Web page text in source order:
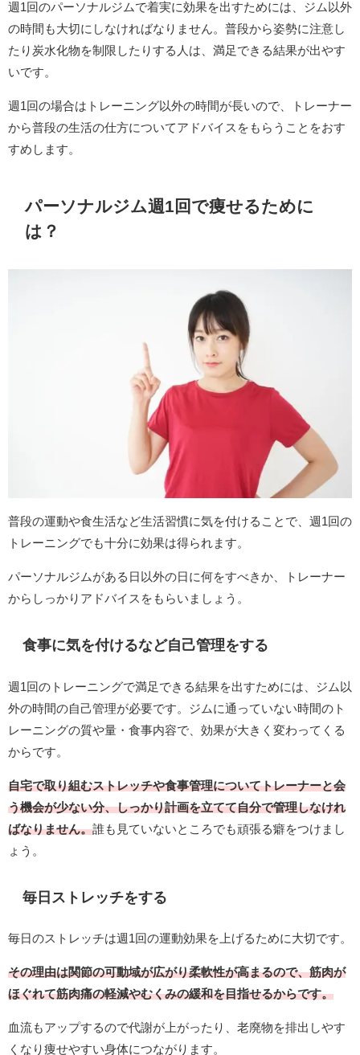
週1回のパーソナルジムで着実に効果を出すためには、ジム以外
の時間も大切にしなければなりません。普段から姿勢に注意し
たり炭水化物を制限したりする人は、満足できる結果が出やす
いです。
週1回の場合はトレーニング以外の時間が長いので、トレーナー
から普段の生活の仕方についてアドバイスをもらうことをおす
すめします。
パーソナルジム週1回で痩せるために
は？
普段の運動や食生活など生活習慣に気を付けることで、週1回の
トレーニングでも十分に効果は得られます。
パーソナルジムがある日以外の日に何をすべきか、トレーナー
からしっかりアドバイスをもらいましょう。
食事に気を付けるなど自己管理をする
週1回のトレーニングで満足できる結果を出すためには、ジム以
外の時間の自己管理が必要です。ジムに通っていない時間のト
レーニングの質や量・食事内容で、効果が大きく変わってくる
からです。
自宅で取り組むストレッチや食事管理についてトレーナーと会
う機会が少ない分、しっかり計画を立てて自分で管理しなけれ
ばなりません。誰も見ていないところでも頑張る癖をつけまし
ょう。
毎日ストレッチをする
毎日のストレッチは週1回の運動効果を上げるために大切です。
その理由は関節の可動域が広がり柔軟性が高まるので、筋肉が
ほぐれて筋肉痛の軽減やむくみの緩和を目指せるからです。
血流もアップするので代謝が上がったり、老廃物を排出しやす
くなり痩せやすい身体につながります。